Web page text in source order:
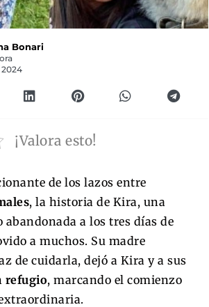
Bonari
2024
¡Valora esto!
de los lazos entre
, la historia de Kira, una
abandonada a los tres días de
a muchos. Su madre
de cuidarla, dejó a Kira y a sus
refugio, marcando el comienzo